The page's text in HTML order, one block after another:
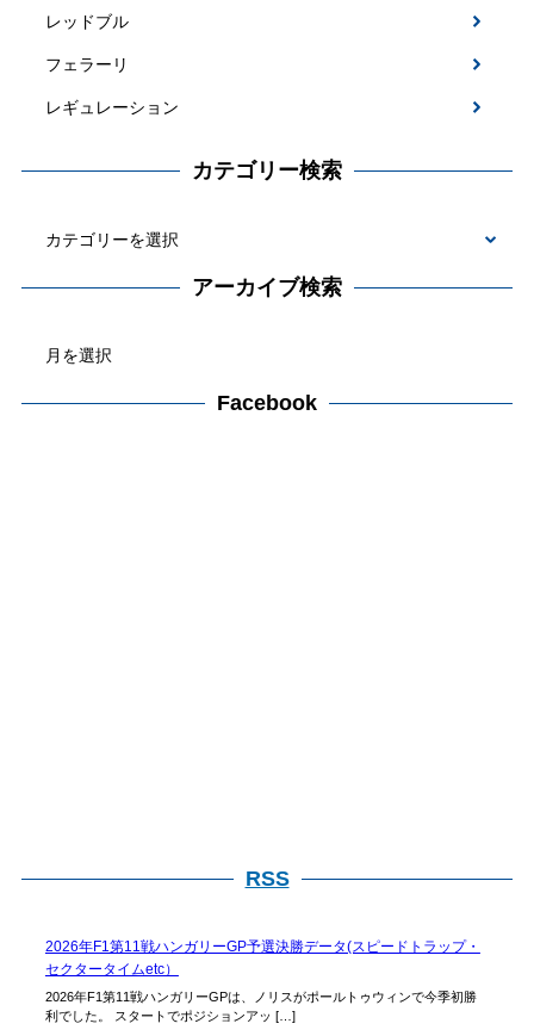
レッドブル
フェラーリ
レギュレーション
カテゴリー検索
検
アーカイブ検索
カ
Facebook
RSS
2026年F1第11戦ハンガリーGP予選決勝データ(スピードトラップ・
セクタータイムetc）
2026年F1第11戦ハンガリーGPは、ノリスがポールトゥウィンで今季初勝
利でした。 スタートでポジションアッ […]